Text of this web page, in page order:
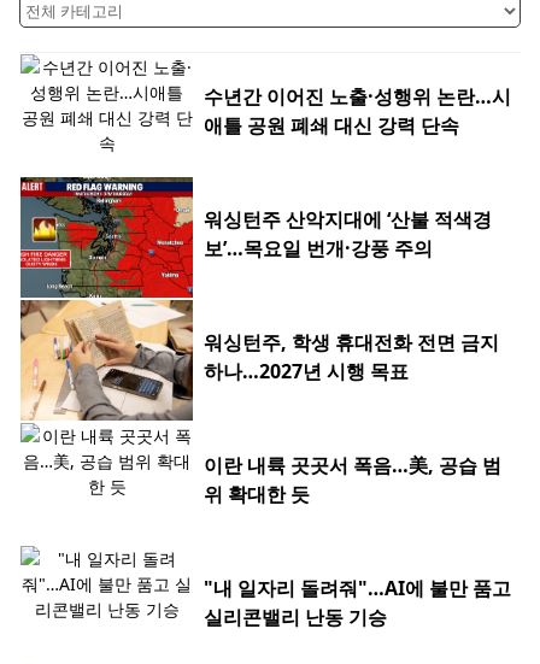
수년간 이어진 노출·성행위 논란…시
애틀 공원 폐쇄 대신 강력 단속
워싱턴주 산악지대에 ‘산불 적색경
보’…목요일 번개·강풍 주의
워싱턴주, 학생 휴대전화 전면 금지
하나…2027년 시행 목표
이란 내륙 곳곳서 폭음…美, 공습 범
위 확대한 듯
"내 일자리 돌려줘"…AI에 불만 품고
실리콘밸리 난동 기승